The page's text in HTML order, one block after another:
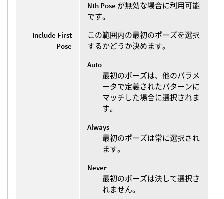
Nth Pose が無効な場合に利用可能
です。
Include First
Pose
この範囲内の最初のポーズを選択
するかどうか決めます。
Auto
最初のポーズは、他のパラメ
ータで定義されたパターンに
マッチした場合に選択されま
す。
Always
最初のポーズは常に選択され
ます。
Never
最初のポーズは決して選択さ
れません。